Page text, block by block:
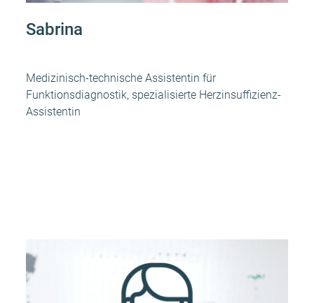
Sabrina
Medizinisch-technische Assistentin für
Funktionsdiagnostik, spezialisierte Herzinsuffizienz-
Assistentin